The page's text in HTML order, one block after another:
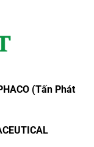
thể
được
trang
(Tấn Phát